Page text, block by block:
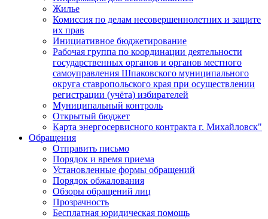
Жилье
Комиссия по делам несовершеннолетних и защите
их прав
Инициативное бюджетирование
Рабочая группа по координации деятельности
государственных органов и органов местного
самоуправления Шпаковского муниципального
округа ставропольского края при осуществлении
регистрации (учёта) избирателей
Муниципальный контроль
Открытый бюджет
Карта энергосервисного контракта г. Михайловск"
Обращения
Отправить письмо
Порядок и время приема
Установленные формы обращений
Порядок обжалования
Обзоры обращений лиц
Прозрачность
Бесплатная юридическая помощь